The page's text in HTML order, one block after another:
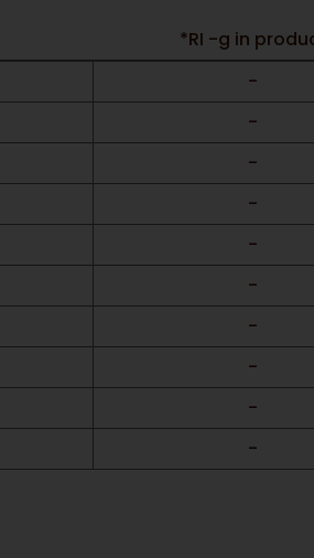
*RI -g in
-
-
-
-
-
-
-
-
-
-